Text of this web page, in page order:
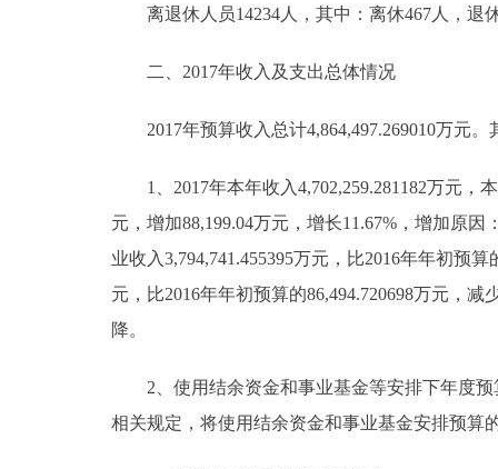
离退休人员14234人，其中：离休467人，退
二、2017年收入及支出总体情况
2017年预算收入总计4,864,497.269010万元。
1、2017年本年收入4,702,259.281182万元，本
元，增加88,199.04万元，增长11.67%，增加原
业收入3,794,741.455395万元，比2016年年初预
元，比2016年年初预算的86,494.720698万元，
降。
2、使用结余资金和事业基金等安排下年度预
相关规定，将使用结余资金和事业基金安排预算